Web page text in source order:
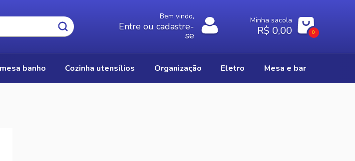
Bem vindo,
Entre ou cadastre-
se
Minha sacola
R$ 0,00 0
mesa banho cozinha utensílios organização eletro mesa e bar